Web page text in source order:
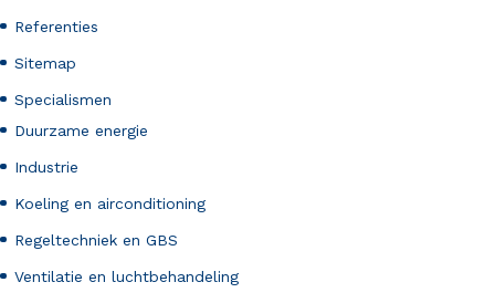
Referenties
Sitemap
Specialismen
Duurzame energie
Industrie
Koeling en airconditioning
Regeltechniek en GBS
Ventilatie en luchtbehandeling